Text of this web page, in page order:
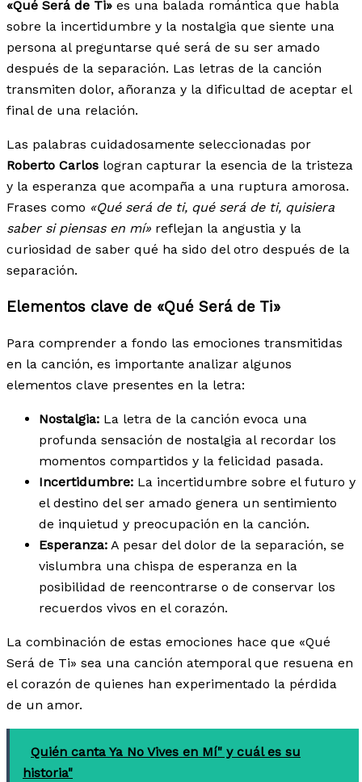
«Qué Será de Ti» es una balada romántica que habla
sobre la incertidumbre y la nostalgia que siente una
persona al preguntarse qué será de su ser amado
después de la separación. Las letras de la canción
transmiten dolor, añoranza y la dificultad de aceptar el
final de una relación.
Las palabras cuidadosamente seleccionadas por
Roberto Carlos logran capturar la esencia de la tristeza
y la esperanza que acompaña a una ruptura amorosa.
Frases como «Qué será de ti, qué será de ti, quisiera
saber si piensas en mí» reflejan la angustia y la
curiosidad de saber qué ha sido del otro después de la
separación.
Elementos clave de «Qué Será de Ti»
Para comprender a fondo las emociones transmitidas
en la canción, es importante analizar algunos
elementos clave presentes en la letra:
Nostalgia: La letra de la canción evoca una
profunda sensación de nostalgia al recordar los
momentos compartidos y la felicidad pasada.
Incertidumbre: La incertidumbre sobre el futuro y
el destino del ser amado genera un sentimiento
de inquietud y preocupación en la canción.
Esperanza: A pesar del dolor de la separación, se
vislumbra una chispa de esperanza en la
posibilidad de reencontrarse o de conservar los
recuerdos vivos en el corazón.
La combinación de estas emociones hace que «Qué
Será de Ti» sea una canción atemporal que resuena en
el corazón de quienes han experimentado la pérdida
de un amor.
Quién canta Ya No Vives en Mí" y cuál es su
historia"